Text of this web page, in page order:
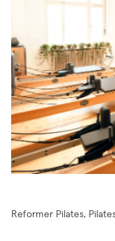
Reformer Pilates,